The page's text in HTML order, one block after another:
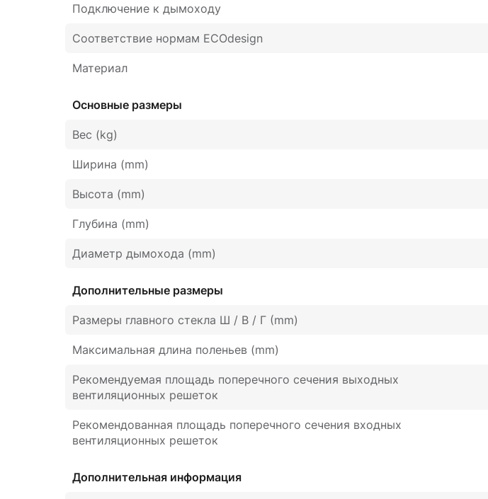
Подключение к дымоходу
Соответствие нормам ECOdesign
Материал
Основные размеры
Вес (kg)
Ширина (mm)
Высота (mm)
Глубина (mm)
Диаметр дымохода (mm)
Дополнительные размеры
Размеры главного стекла Ш / В / Г (mm)
Максимальная длина поленьев (mm)
Рекомендуемая площадь поперечного сечения выходных
вентиляционных решеток
Рекомендованная площадь поперечного сечения входных
вентиляционных решеток
Дополнительная информация